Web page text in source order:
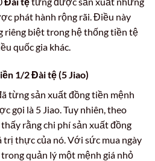
phát hành rộng rãi. Điều này
riêng biệt trong hệ thống tiền tệ
quốc gia khác.
1/2 Đài tệ (5 Jiao)
từng sản xuất đồng tiền mệnh
gọi là 5 Jiao. Tuy nhiên, theo
rằng chi phí sản xuất đồng
thực của nó. Với sức mua ngày
quản lý một mệnh giá nhỏ